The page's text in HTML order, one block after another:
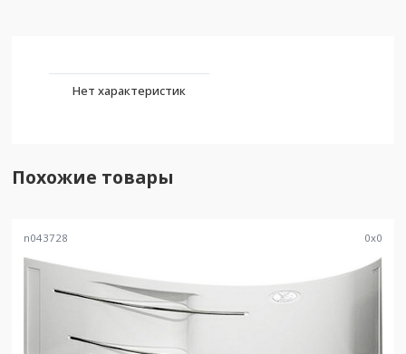
Нет характеристик
Похожие товары
n043728 0x0